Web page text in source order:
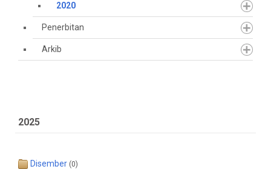
2020
Penerbitan
Arkib
2025
Disember (0)